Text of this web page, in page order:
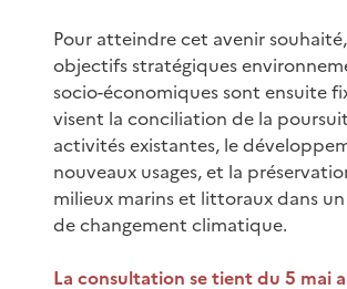
Pour atteindre cet avenir
objectifs stratégiques
socio-économiques sont ensuite
visent la conciliation de la
activités existantes, le
nouveaux usages, et la
milieux marins et littoraux dans
de changement climatique.
La consultation se tient du 5 mai